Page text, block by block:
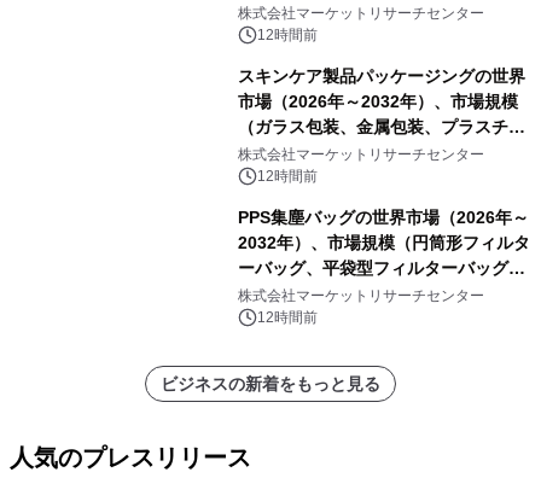
ートを発表
株式会社マーケットリサーチセンター
12時間前
スキンケア製品パッケージングの世界
市場（2026年～2032年）、市場規模
（ガラス包装、金属包装、プラスチッ
ク包装、その他）・分析レポートを発
表
株式会社マーケットリサーチセンター
12時間前
PPS集塵バッグの世界市場（2026年～
2032年）、市場規模（円筒形フィルタ
ーバッグ、平袋型フィルターバッグ、
プリーツフィルターバッグ、その
他）・分析レポートを発表
株式会社マーケットリサーチセンター
12時間前
ビジネスの新着をもっと見る
人気のプレスリリース